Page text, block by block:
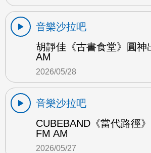
音樂沙拉吧
胡靜佳《古書食堂》圓神
AM
2026/05/28
音樂沙拉吧
CUBEBAND《當代路徑
FM AM
2026/05/27